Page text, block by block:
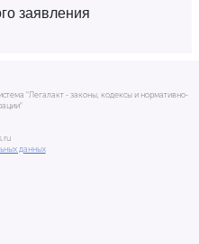
заявления
"Легалакт - законы, кодексы и нормативно-
данных